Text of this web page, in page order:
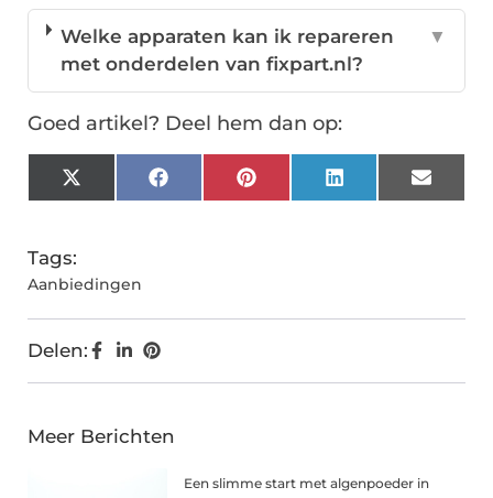
Welke apparaten kan ik repareren
met onderdelen van fixpart.nl?
▼
Goed artikel? Deel hem dan op:
X
(Twitter)
FacebookPinterestLinkedInEmail
Tags:
Aanbiedingen
Delen:
Meer Berichten
Een slimme start met algenpoeder in